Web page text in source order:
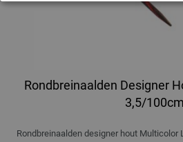
Rondbreinaalden Designer
3,5/100cm
Rondbreinaalden designer hout Multicolor